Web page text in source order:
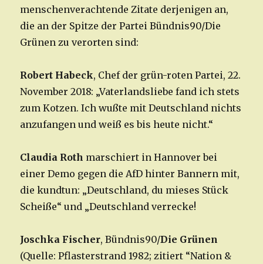
menschenverachtende Zitate derjenigen an,
die an der Spitze der Partei Bündnis90/Die
Grünen zu verorten sind:
Robert Habeck, Chef der grün-roten Partei, 22.
November 2018: „Vaterlandsliebe fand ich stets
zum Kotzen. Ich wußte mit Deutschland nichts
anzufangen und weiß es bis heute nicht.“
Claudia Roth marschiert in Hannover bei
einer Demo gegen die AfD hinter Bannern mit,
die kundtun: „Deutschland, du mieses Stück
Scheiße“ und „Deutschland verrecke!
Joschka Fischer, Bündnis90/Die Grünen
(Quelle: Pflasterstrand 1982; zitiert “Nation &